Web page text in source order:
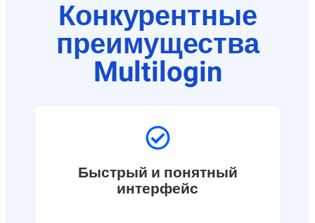
Конкурентные
преимущества
Multilogin​
Быстрый и понятный
интерфейс